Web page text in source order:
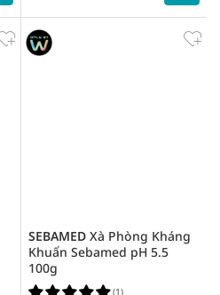
SEBAMED Xà Phòng Kháng
Khuẩn Sebamed pH 5.5
100g
(1)